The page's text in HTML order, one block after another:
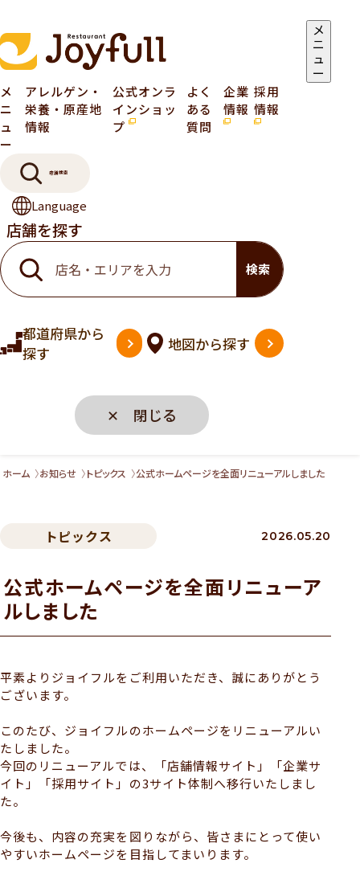
メ
ニ
ュ
ー
メ
ニ
ュ
ー
アレルゲン・
栄養・原産地
情報
公式オンラ
インショッ
プ
よく
ある
質問
企業
情報
採用
情報
店舗検索
Language
店舗を探す
検索
都道府県から
探す
地図から探す
✕ 閉じる
ホーム お知らせ トピックス 公式ホームページを全面リニューアルしました
トピックス 2026.05.20
公式ホームページを全面リニューア
ルしました
平素よりジョイフルをご利用いただき、誠にありがとう
ございます。
このたび、ジョイフルのホームページをリニューアルい
たしました。
今回のリニューアルでは、「店舗情報サイト」「企業サ
イト」「採用サイト」の3サイト体制へ移行いたしまし
た。
今後も、内容の充実を図りながら、皆さまにとって使い
やすいホームページを目指してまいります。